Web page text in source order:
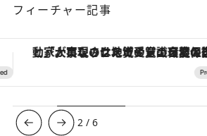
フィーチャー記事
ヴァシュロン・コンスタンタン「オーヴァーシーズ・オートマティック」。旅愛好家のお気に入りコレクションから、ジェンダー
3 /6